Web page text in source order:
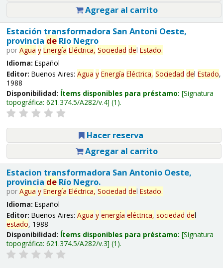
Agregar al carrito
Estación transformadora San Antoni Oeste,
provincia deRío Negro
por Agua y Energía Eléctrica, Sociedad del Estado.
Idioma: Español
Editor: Buenos Aires: Agua y Energía Eléctrica, Sociedad del Estado,
1988
Disponibilidad: Ítems disponibles para préstamo: Signatura
topográfica: 621.374.5/A282/v.4 (1).
Hacer reserva
Agregar al carrito
Estacion transformadora San Antonio Oeste,
provincia deRío Negro.
por Agua y Energía Eléctrica, Sociedad del Estado.
Idioma: Español
Editor: Buenos Aires: Agua y energía eléctrica, sociedad del
estado, 1988
Disponibilidad: Ítems disponibles para préstamo: Signatura
topográfica: 621.374.5/A282/v.3 (1).